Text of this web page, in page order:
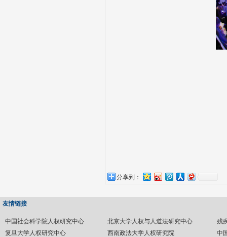
分享到：
友情链接
中国社会科学院人权研究中心 北京大学人权与人道法研究中心
残
复旦大学人权研究中心
西南政法大学人权研究院
中